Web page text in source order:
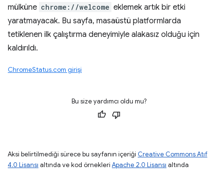
mülküne chrome://welcome eklemek artık bir etki
yaratmayacak. Bu sayfa, masaüstü platformlarda
tetiklenen ilk çalıştırma deneyimiyle alakasız olduğu için
kaldırıldı.
ChromeStatus.com girişi
Bu size yardımcı oldu mu?
Aksi belirtilmediği sürece bu sayfanın içeriği Creative Commons Atıf
4.0 Lisansı altında ve kod örnekleri Apache 2.0 Lisansı altında